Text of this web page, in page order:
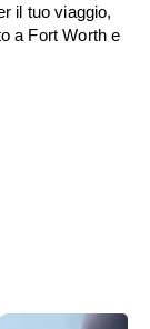
il tuo viaggio,
a Fort Worth e